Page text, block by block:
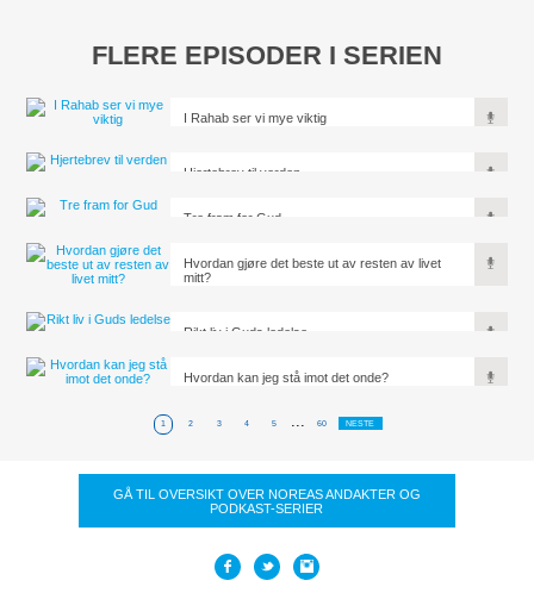
FLERE EPISODER I SERIEN
I Rahab ser vi mye viktig
Hjertebrev til verden
Tre fram for Gud
Hvordan gjøre det beste ut av resten av livet
mitt?
Rikt liv i Guds ledelse
Hvordan kan jeg stå imot det onde?
1 2 3 4 5 ... 60 NESTE
GÅ TIL OVERSIKT OVER NOREAS ANDAKTER OG
PODKAST-SERIER